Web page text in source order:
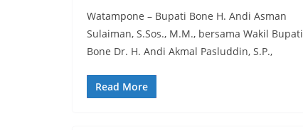
Watampone – Bupati Bone H. Andi Asman
Sulaiman, S.Sos., M.M., bersama Wakil Bupati
Bone Dr. H. Andi Akmal Pasluddin, S.P.,
Read More